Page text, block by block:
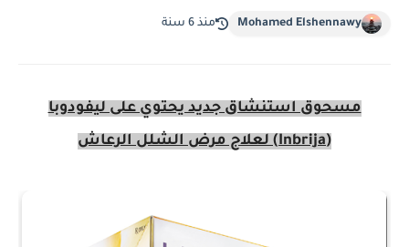
Mohamed Elshennawy منذ 6 سنة
مسحوق استنشاق جديد يحتوي على ليفودوبا
(Inbrija) لعلاج مرض الشلل الرعاش